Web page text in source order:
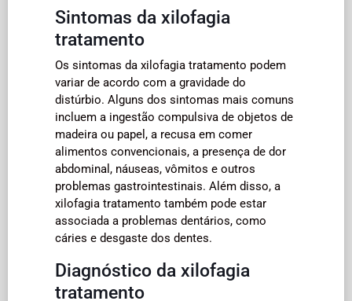
Sintomas da xilofagia
tratamento
Os sintomas da xilofagia tratamento podem
variar de acordo com a gravidade do
distúrbio. Alguns dos sintomas mais comuns
incluem a ingestão compulsiva de objetos de
madeira ou papel, a recusa em comer
alimentos convencionais, a presença de dor
abdominal, náuseas, vômitos e outros
problemas gastrointestinais. Além disso, a
xilofagia tratamento também pode estar
associada a problemas dentários, como
cáries e desgaste dos dentes.
Diagnóstico da xilofagia
tratamento